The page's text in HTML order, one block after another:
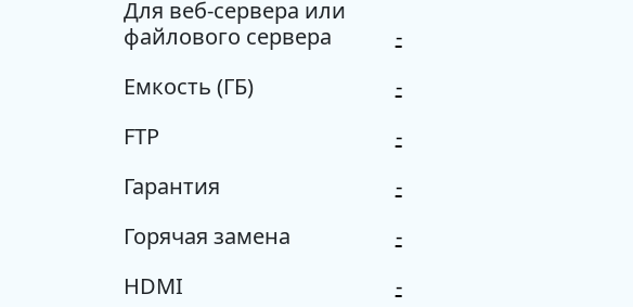
Для веб-сервера или
файлового сервера
-
Емкость (ГБ)
-
FTP
-
Гарантия
-
Горячая замена
-
HDMI
-